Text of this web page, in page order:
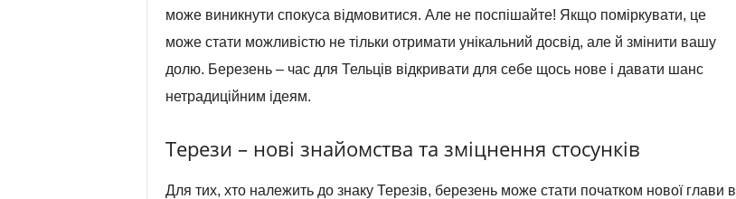
може виникнути спокуса відмовитися. Але не поспішайте! Якщо поміркувати, це
може стати можливістю не тільки отримати унікальний досвід, але й змінити вашу
долю. Березень – час для Тельців відкривати для себе щось нове і давати шанс
нетрадиційним ідеям.
Терези – нові знайомства та зміцнення стосунків
Для тих, хто належить до знаку Терезів, березень може стати початком нової глави в